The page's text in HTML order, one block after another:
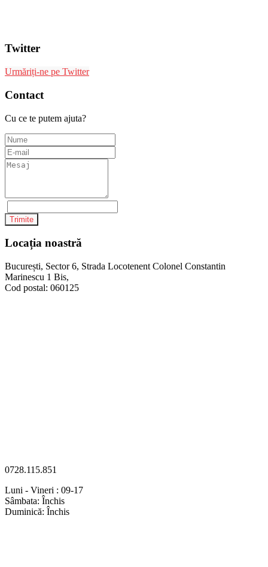
Twitter
Urmăriți-ne pe Twitter
Contact
Cu ce te putem ajuta?
Trimite
Locația noastră
București, Sector 6, Strada Locotenent Colonel Constantin
Marinescu 1 Bis,
Cod postal: 060125
0728.115.851
Luni - Vineri : 09-17
Sâmbata: Închis
Duminică: Închis